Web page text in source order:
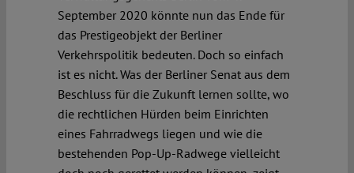
September 2020 könnte nun das Ende für
das Prestigeobjekt der Berliner
Verkehrspolitik bedeuten. Doch so einfach
ist es nicht. Was der Berliner Senat aus dem
Beschluss für die Zukunft lernen sollte, wo
die rechtlichen Hürden beim Einrichten
eines Fahrradwegs liegen und wie die
bestehenden Pop-Up-Radwege vielleicht